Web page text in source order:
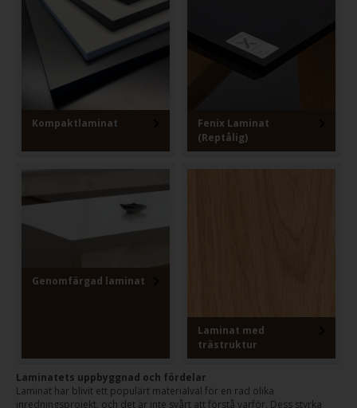
Kompaktlaminat
Fenix Laminat
(Reptålig)
Genomfärgad laminat
Laminat med
trästruktur
Laminatets uppbyggnad och fördelar
Laminat har blivit ett populärt materialval för en rad olika
inredningsprojekt, och det är inte svårt att förstå varför. Dess styrka